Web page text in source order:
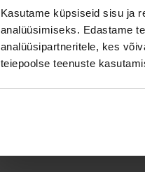
Kasutame küpsiseid sisu ja
analüüsimiseks. Edastame
analüüsipartneritele, kes
teiepoolse teenuste
PP